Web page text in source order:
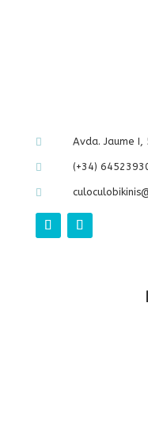
 Avda. Jaume
 (+34)
